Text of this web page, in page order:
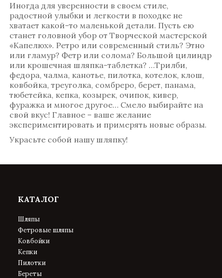
Иногда для уверенности в своем стиле,
радостной улыбки и легкости в походке не
хватает какой-то маленькой детали. Пусть ею
станет головной убор от Творческой мастерской
«Капелюх». Ретро или современный стиль? Этно
или гламур? Фетр или солома? Большой цилиндр
или крошечная шляпка-таблетка? …Трилби,
федора, чалма, канотье, пилотка, котелок, клош,
ковбойка, треуголка, сомбреро, берет, панама,
тюбетейка, кепка, козырек, очипок, кивер,
фуражка и многое другое… Смело выбирайте на
свой вкус! Главное – ваше желание
экспериментировать и примерять новые образы.
Украсьте собой нашу шляпку!
КАТАЛОГ
Шляпы
Фетровые шляпы
Ковбойки
Кепки
Пилотки
Береты